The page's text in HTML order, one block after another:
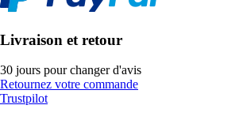
Livraison et retour
30 jours pour changer d'avis
Retournez votre commande
Trustpilot